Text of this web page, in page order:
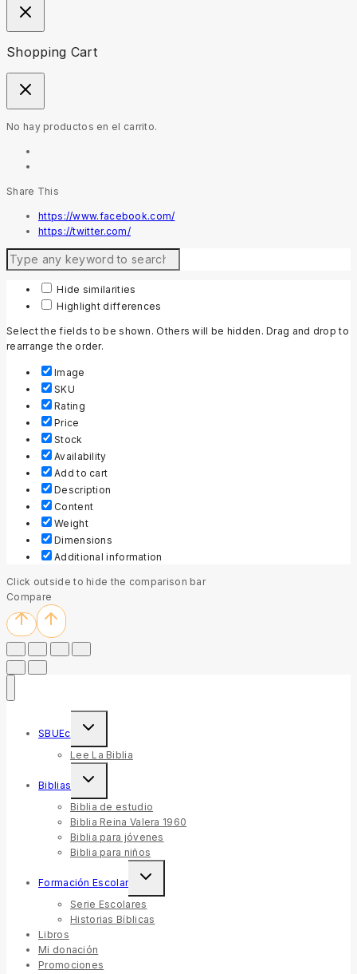
Shopping Cart
No hay productos en el carrito.
Share This
https://www.facebook.com/
https://twitter.com/
Hide similarities
Highlight differences
Select the fields to be shown. Others will be hidden. Drag and drop to
rearrange the order.
Image
SKU
Rating
Price
Stock
Availability
Add to cart
Description
Content
Weight
Dimensions
Additional information
Click outside to hide the comparison bar
Compare
SBUEc
Toggle
menu
Lee La Biblia
Biblias
Toggle
menu
Biblia de estudio
Biblia Reina Valera 1960
Biblia para jóvenes
Biblia para niños
Formación Escolar
Toggle
menu
Serie Escolares
Historias Bíblicas
Libros
Mi donación
Promociones